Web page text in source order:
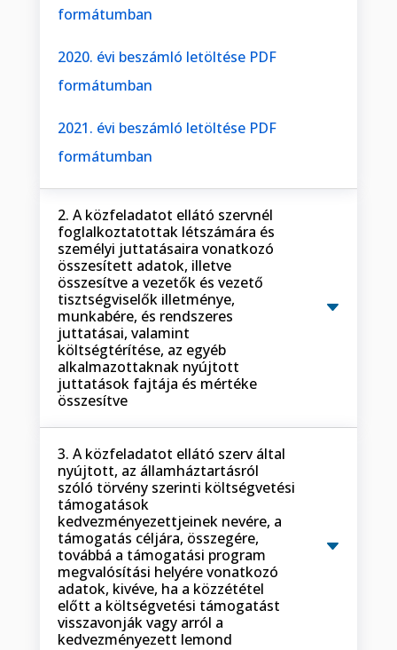
formátumban
2020. évi beszámló letöltése PDF
formátumban
2021. évi beszámló letöltése PDF
formátumban
2. A közfeladatot ellátó szervnél
foglalkoztatottak létszámára és
személyi juttatásaira vonatkozó
összesített adatok, illetve
összesítve a vezetők és vezető
tisztségviselők illetménye,
munkabére, és rendszeres
juttatásai, valamint
költségtérítése, az egyéb
alkalmazottaknak nyújtott
juttatások fajtája és mértéke
összesítve
3. A közfeladatot ellátó szerv által
nyújtott, az államháztartásról
szóló törvény szerinti költségvetési
támogatások
kedvezményezettjeinek nevére, a
támogatás céljára, összegére,
továbbá a támogatási program
megvalósítási helyére vonatkozó
adatok, kivéve, ha a közzététel
előtt a költségvetési támogatást
visszavonják vagy arról a
kedvezményezett lemond